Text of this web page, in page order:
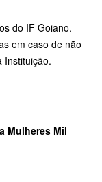
do IF Goiano.
em caso de não
Instituição.
Mulheres Mil